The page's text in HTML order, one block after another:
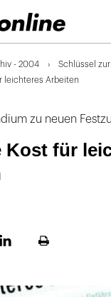
- 2004
Schlüssel
leichteres Arbeiten
zu neuen
Kost für
LinekdInSeite